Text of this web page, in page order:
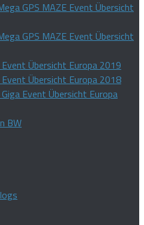
GPS MAZE Event Übersicht
GPS MAZE Event Übersicht
Übersicht Europa 2019
Übersicht Europa 2018
Event Übersicht Europa
BW